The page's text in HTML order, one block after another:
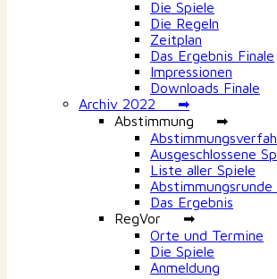
Die Spiele
Die Regeln
Zeitplan
Das Ergebnis Finale
Impressionen
Downloads Finale
Archiv 2022 ➡
Abstimmung ➡
Ausgeschlossene
Liste aller Spiele
Abstimmungsrunde
Das Ergebnis
RegVor ➡
Orte und Termine
Die Spiele
Anmeldung